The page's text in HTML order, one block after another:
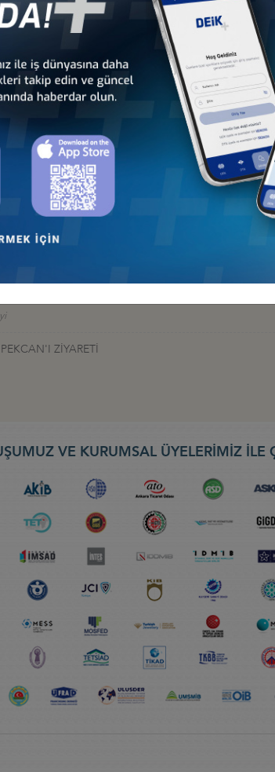
GÖRÜŞMESİ
ZİYARETİ
VE KURUMSAL ÜYELERİMİZ